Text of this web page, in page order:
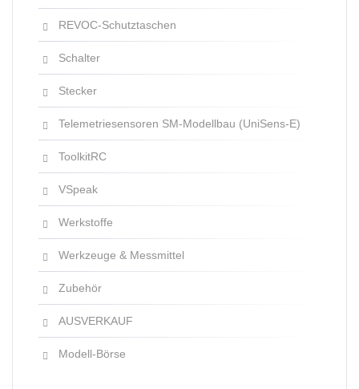
REVOC-Schutztaschen
Schalter
Stecker
Telemetriesensoren SM-Modellbau (UniSens-E)
ToolkitRC
VSpeak
Werkstoffe
Werkzeuge & Messmittel
Zubehör
AUSVERKAUF
Modell-Börse